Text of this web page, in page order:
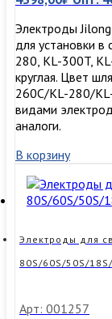
Электроды
для установки
280, KL-300T,
круглая. Цвет
260C/KL-280/
видами
аналоги.
В корзину
Электроды для
80S/60S/50S/
Арт: 001257